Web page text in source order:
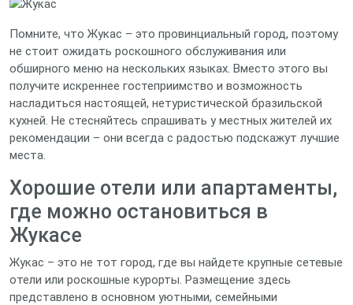
Помните, что Жукас – это провинциальный город, поэтому
не стоит ожидать роскошного обслуживания или
обширного меню на нескольких языках. Вместо этого вы
получите искреннее гостеприимство и возможность
насладиться настоящей, нетуристической бразильской
кухней. Не стесняйтесь спрашивать у местных жителей их
рекомендации – они всегда с радостью подскажут лучшие
места.
Хорошие отели или апартаменты,
где можно остановиться в
Жукасе
Жукас – это не тот город, где вы найдете крупные сетевые
отели или роскошные курорты. Размещение здесь
представлено в основном уютными, семейными